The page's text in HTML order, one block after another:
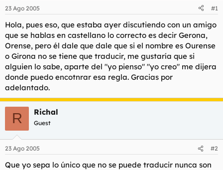
d
o
r
e
l
t
e
m
a
i
n
c
i
o
23 Ago 2005 #1
Hola, pues eso, que estaba ayer discutiendo con un amigo
que se hablas en castellano lo correcto es decir Gerona,
Orense, pero él dale que dale que si el nombre es Ourense
o Girona no se tiene que traducir, me gustaría que si
alguien lo sabe, aparte del "yo pienso" "yo creo" me dijera
donde puedo encotnrar esa regla. Gracias por
adelantado.
R Richal
Guest
23 Ago 2005 #2
Que yo sepa lo único que no se puede traducir nunca son